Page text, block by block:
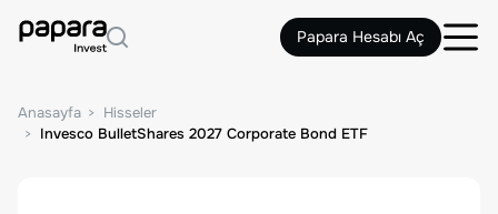
Papara Hesabı Aç
Anasayfa
Hisseler
Invesco BulletShares 2027 Corporate Bond ETF